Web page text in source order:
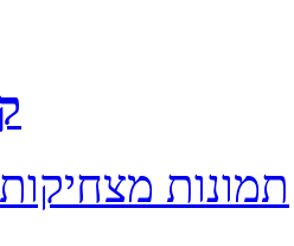
תמונות